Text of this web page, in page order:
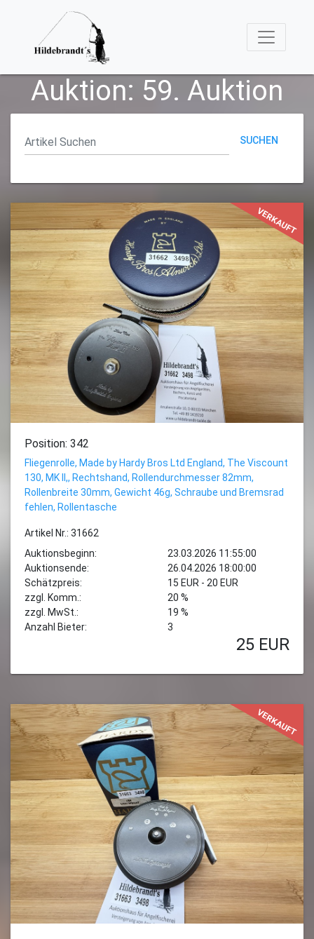
Auktion: 59. Auktion
SUCHEN
VERKAUFT
Position: 342
Fliegenrolle, Made by Hardy Bros Ltd England, The Viscount
130, MK II,, Rechtshand, Rollendurchmesser 82mm,
Rollenbreite 30mm, Gewicht 46g, Schraube und Bremsrad
fehlen, Rollentasche
Artikel Nr.: 31662
Auktionsbeginn:
23.03.2026 11:55:00
Auktionsende:
26.04.2026 18:00:00
Schätzpreis:
15 EUR - 20 EUR
zzgl. Komm.:
20 %
zzgl. MwSt.:
19 %
Anzahl Bieter:
3
25 EUR
VERKAUFT